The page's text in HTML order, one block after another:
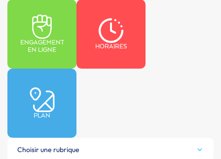
ENGAGEMENT
EN LIGNE
HORAIRES
PLAN
Choisir une rubrique